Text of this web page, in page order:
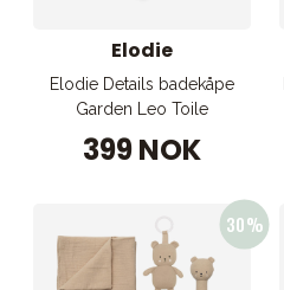
Elodie
Elodie Details badekåpe
Garden Leo Toile
399 NOK